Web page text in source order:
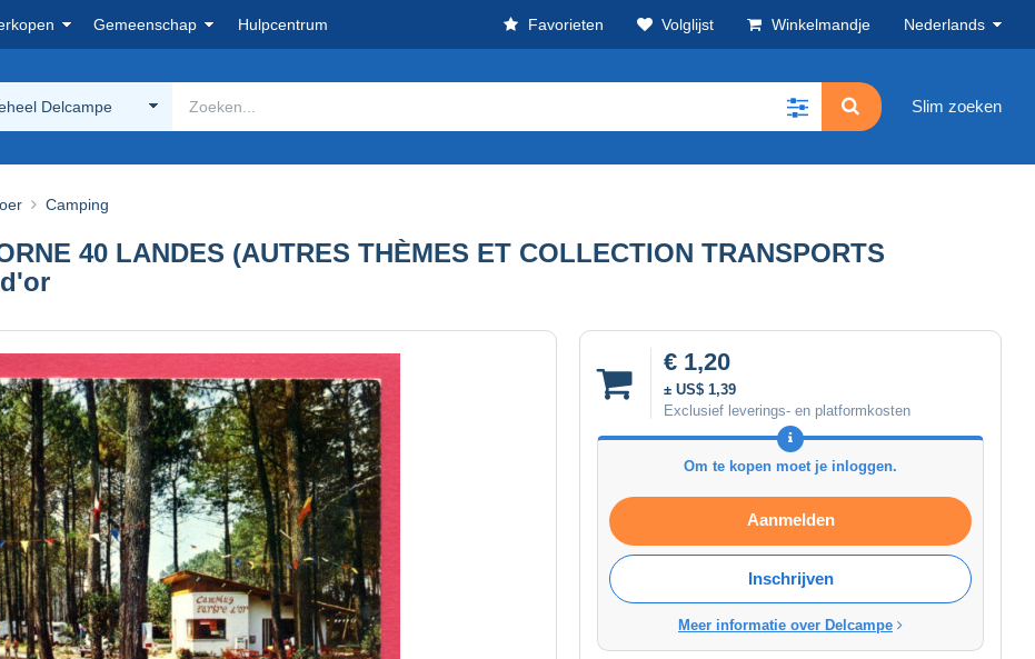
Gemeenschap Hulpcentrum Favorieten Volglijst Winkelmandje Nederlands
Delcampe Slim zoeken
Camping
40 LANDES (AUTRES THÈMES ET COLLECTION TRANSPORTS
€ 1,20
± US$ 1,39
Exclusief leverings- en platformkosten
Om te kopen moet je inloggen.
Aanmelden
Inschrijven
Meer informatie over Delcampe